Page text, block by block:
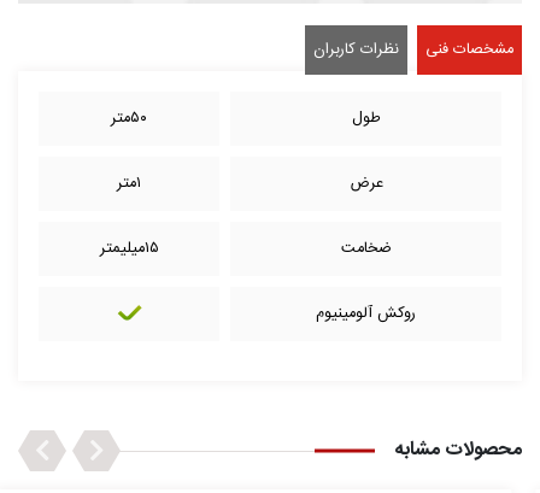
مشخصات فنی نظرات کاربران
طول ۵۰متر
عرض ۱متر
ضخامت ۱۵میلیمتر
روکش آلومینیوم
محصولات مشابه Previous
Next